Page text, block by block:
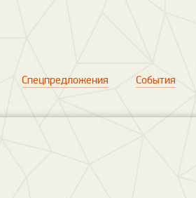
Спецпредложения События